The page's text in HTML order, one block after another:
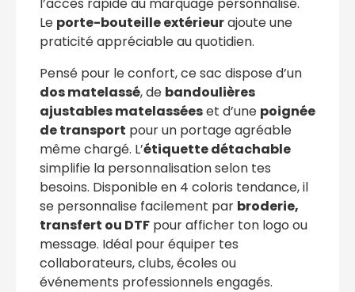
Le porte-bouteille extérieurajoute une
praticité appréciable au quotidien.
Pensé pour le confort, ce sac dispose d’un
dos matelassé, de bandoulières
ajustables matelasséeset d’une poignée
de transport pour un portage agréable
même chargé. L’étiquette détachable
simplifie la personnalisation selon tes
besoins. Disponible en 4 coloris tendance, il
se personnalise facilement par broderie,
transfert ou DTF pour afficher ton logo ou
message. Idéal pour équiper tes
collaborateurs, clubs, écoles ou
événements professionnels engagés.